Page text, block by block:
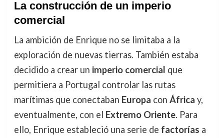
La construcción de un imperio
comercial
La ambición de Enrique no se limitaba a la
exploración de nuevas tierras. También estaba
decidido a crear un imperio comercial que
permitiera a Portugal controlar las rutas
marítimas que conectaban Europa con África y,
eventualmente, con el Extremo Oriente. Para
ello, Enrique estableció una serie de factorías a